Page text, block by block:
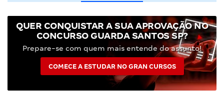
QUER CONQUISTAR A SUA APROVAÇÃO NO
CONCURSO GUARDA SANTOS SP?
Prepare-se com quem mais entende do assunto!
COMECE A ESTUDAR NO GRAN CURSOS